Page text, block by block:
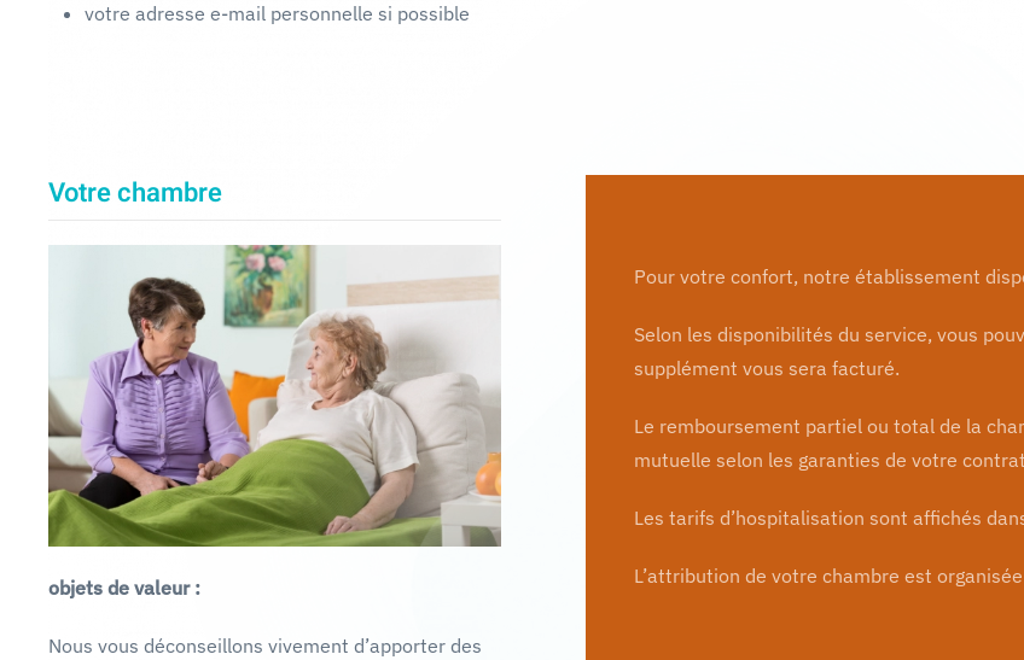
votre adresse e-mail personnelle si possible
Votre chambre
objets de valeur :
Nous vous déconseillons vivement d’apporter des
Pour votre confort, notre établissement
Selon les disponibilités du service, vous
supplément vous sera facturé.
Le remboursement partiel ou total de la
mutuelle selon les garanties de votre
Les tarifs d’hospitalisation sont affichés
L’attribution de votre chambre est